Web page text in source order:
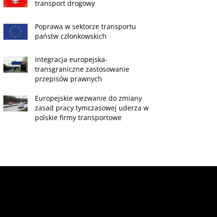
transport drogowy
Poprawa w sektorze transportu
państw członkowskich
Integracja europejska-
transgraniczne zastosowanie
przepisów prawnych
Europejskie wezwanie do zmiany
zasad pracy tymczasowej uderza w
polskie firmy transportowe